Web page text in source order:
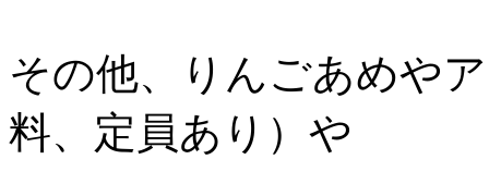
その他、りんごあめや
料、定員あり）や